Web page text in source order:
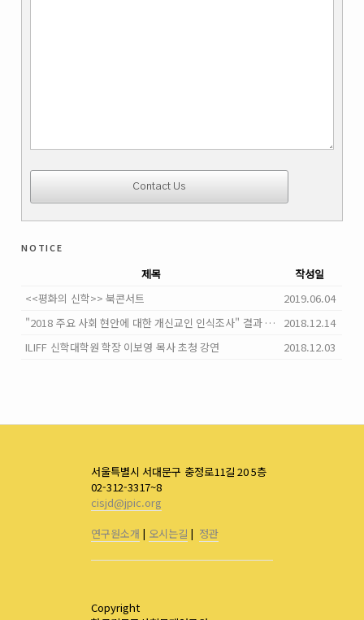
notice
제목
작성일
<<평화의 신학>> 북콘서트
2019.06.04
"2018 주요 사회 현안에 대한 개신교인 인식조사" 결과 발표
2018.12.14
ILIFF 신학대학원 학장 이보영 목사 초청 강연
2018.12.03
서울특별시 서대문구 충정로11길 20 5층
02-312-3317~8
cisjd@jpic.org
연구원소개 | 오시는길 | 정관
Copyright